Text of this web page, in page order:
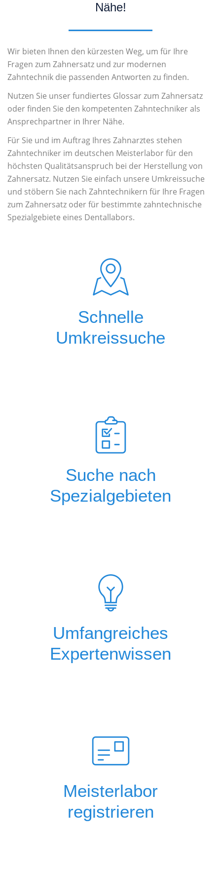
Nähe!
Wir bieten Ihnen den kürzesten Weg, um für Ihre
Fragen zum Zahnersatz und zur modernen
Zahntechnik die passenden Antworten zu finden.
Nutzen Sie unser fundiertes Glossar zum Zahnersatz
oder finden Sie den kompetenten Zahntechniker als
Ansprechpartner in Ihrer Nähe.
Für Sie und im Auftrag Ihres Zahnarztes stehen
Zahntechniker im deutschen Meisterlabor für den
höchsten Qualitätsanspruch bei der Herstellung von
Zahnersatz. Nutzen Sie einfach unsere Umkreissuche
und stöbern Sie nach Zahntechnikern für Ihre Fragen
zum Zahnersatz oder für bestimmte zahntechnische
Spezialgebiete eines Dentallabors.
Schnelle
Umkreissuche
Suche nach
Spezialgebieten
Umfangreiches
Expertenwissen
Meisterlabor
registrieren